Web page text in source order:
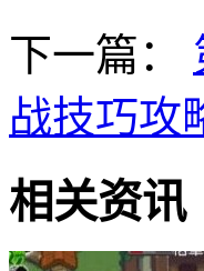
下一篇：
战技巧攻
相关资讯